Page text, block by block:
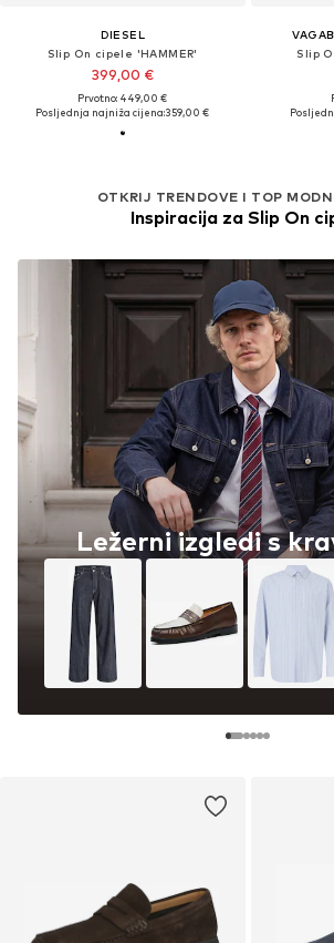
DIESEL
Slip On cipele 'HAMMER'
399,00 €
Prvotno: 449,00 €
Posljednja najniža cijena:359,00 €
Slip
OTKRIJ TRENDOVE I TOP
Inspiracija za Slip On
Ležerni izgledi s